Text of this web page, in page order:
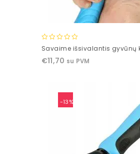
0
of
Savaime išsivalantis gyvūnų
€11,70 su PVM
-13%